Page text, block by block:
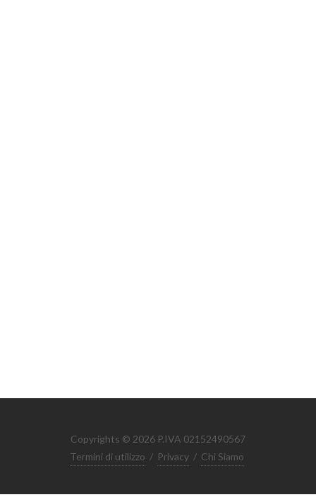
Copyrights © 2026 P.IVA 02152490567
Termini di utilizzo / Privacy / Chi Siamo